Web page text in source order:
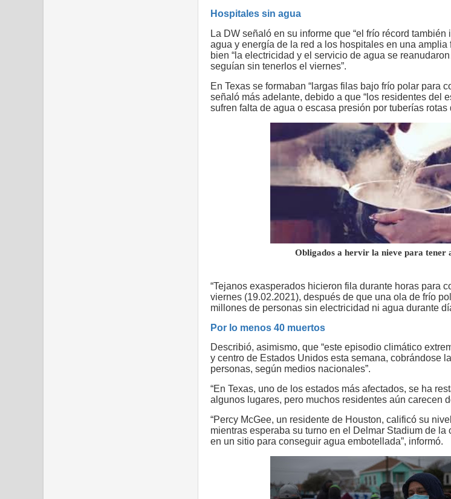
Hospitales sin agua
La DW señaló en su informe que “el frío récord
agua y energía de la red a los hospitales en una amplia
bien “la electricidad y el servicio de agua se
seguían sin tenerlos el viernes”.
En Texas se formaban “largas filas bajo frío polar para
señaló más adelante, debido a que “los residentes del
sufren falta de agua o escasa presión por tuberías rotas
Obligados a hervir la nieve para tener
“Tejanos exasperados hicieron fila durante horas para
viernes (19.02.2021), después de que una ola de frío
millones de personas sin electricidad ni agua durante
Por lo menos 40 muertos
Describió, asimismo, que “este episodio climático
y centro de Estados Unidos esta semana, cobrándose
personas, según medios nacionales”.
“En Texas, uno de los estados más afectados, se ha
algunos lugares, pero muchos residentes aún carecen
“Percy McGee, un residente de Houston, calificó su
mientras esperaba su turno en el Delmar Stadium de
en un sitio para conseguir agua embotellada”, informó.